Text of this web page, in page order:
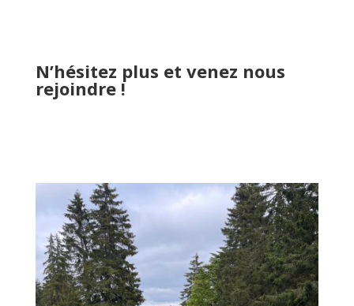
N’hésitez plus et venez nous
rejoindre !